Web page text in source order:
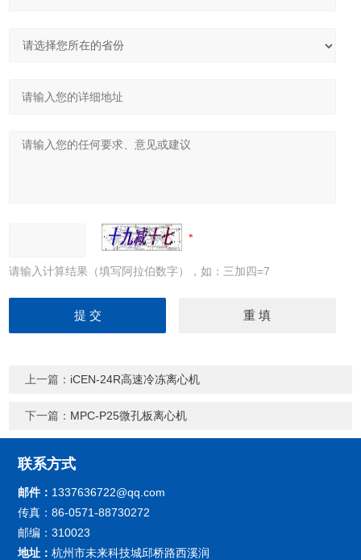
请输入计算结果（填写阿拉伯数字），如：三加四=7
上一篇： iCEN-24R高速冷冻离心机
下一篇： MPC-P25微孔板离心机
联系方式
邮件： 1337636722@qq.com
传真：86-0571-88730272
邮编：310023
地址：杭州市未来科技城邱桥路西溪润